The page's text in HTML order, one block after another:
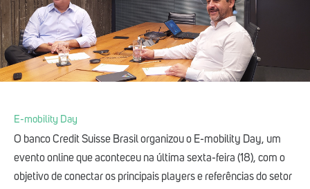
E-mobility Day
O banco Credit Suisse Brasil organizou o E-mobility Day, um
evento online que aconteceu na última sexta-feira (18), com o
objetivo de conectar os principais players e referências do setor